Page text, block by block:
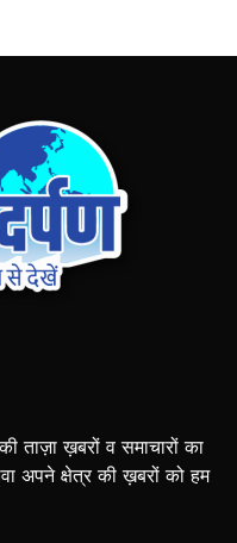
ताज़ा ख़बरों व समाचारों का
अपने क्षेत्र की ख़बरों को हम